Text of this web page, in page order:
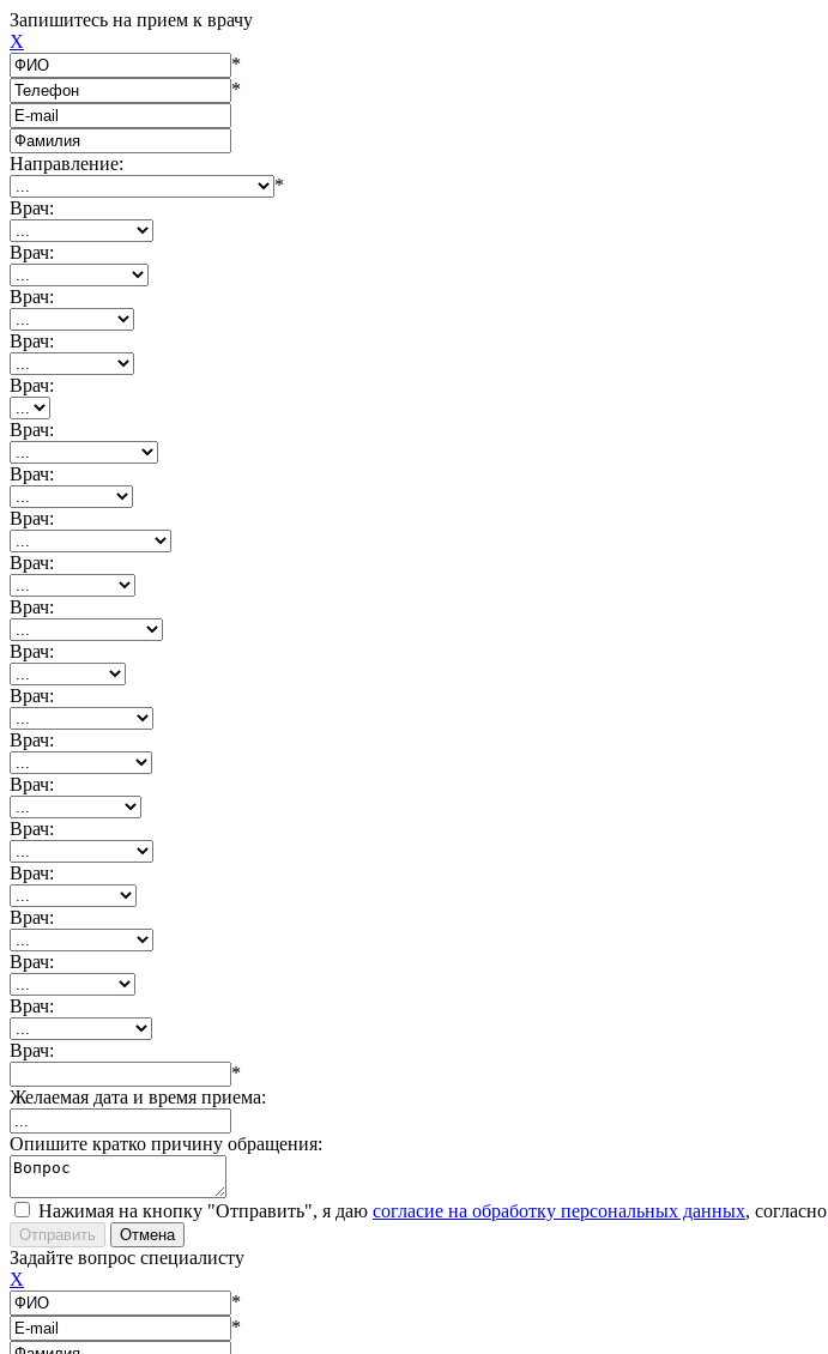
Запишитесь на прием к врачу
X
*
*
Направление:
*
Врач:
Врач:
Врач:
Врач:
Врач:
Врач:
Врач:
Врач:
Врач:
Врач:
Врач:
Врач:
Врач:
Врач:
Врач:
Врач:
Врач:
Врач:
Врач:
Врач:
*
Желаемая дата и время приема:
Опишите кратко причину обращения:
Нажимая на кнопку "Отправить", я даю согласие на обработку персональных данных, согласно
Задайте вопрос специалисту
X
*
*